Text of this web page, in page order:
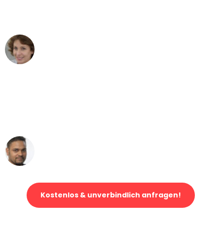
Kostenlos & unverbindlich anfragen!